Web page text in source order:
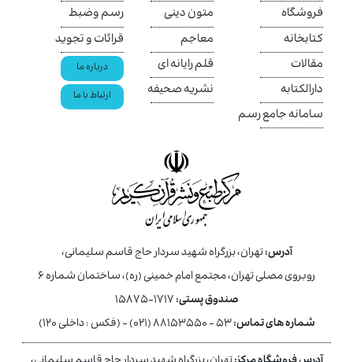
فروشگاه
کتابخانه
مقالات
دارالکتابه
سامانه جامع رسم
متون دینی
معاجم
قلم رایانه ای
نشریه صحیفه
رسم وضبط
قرائات و تجوید
درباره ما
ارتباط با ما
آدرس:تهران، بزرگراه شهید سردار حاج قاسم سلیمانی،
روبروی مصلی تهران، مجتمع امام خمینی (ره)، ساختمان شماره ۶
صندوق پستی:۱۷۱۷-۱۵۸۷۵
شماره های تماس:۵۳ - ۸۸۱۵۳۵۵۰ (۰۲۱) - (فکس : داخلی ۱۲۰)